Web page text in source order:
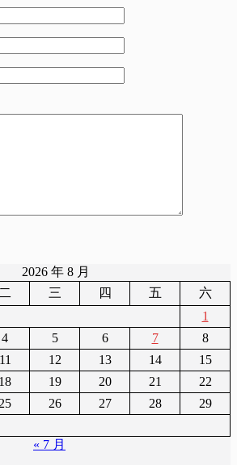
2026 年 8 月
二 三 四 五
六
1
4 5 6 7
8
11 12 13 14
15
18 19 20 21
22
25 26 27 28
29
« 7 月